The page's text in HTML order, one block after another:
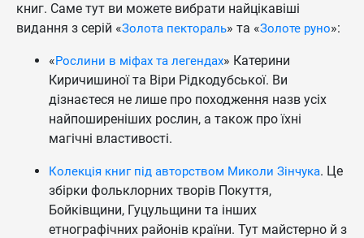
книг. Саме тут ви можете вибрати найцікавіші
видання з серій «Золота пектораль» та «Золоте руно»:
«Рослини в міфах та легендах» Катерини
Киричишиної та Віри Рідкодубської. Ви
дізнаєтеся не лише про походження назв усіх
найпоширеніших рослин, а також про їхні
магічні властивості.
Колекція книг під авторством Миколи Зінчука. Це
збірки фольклорних творів Покуття,
Бойківщини, Гуцульщини та інших
етнографічних районів країни. Тут майстерно й з